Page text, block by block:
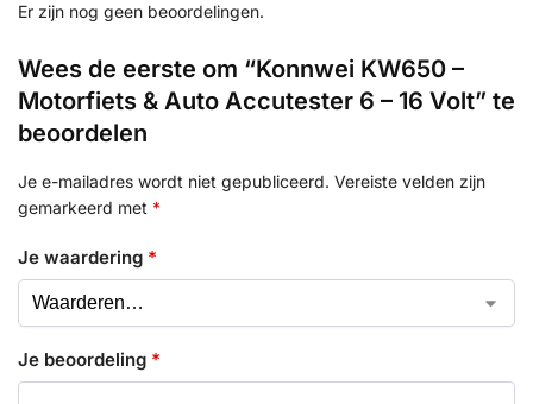
Er zijn nog geen beoordelingen.
Wees de eerste om “Konnwei KW650 –
Motorfiets & Auto Accutester 6 – 16 Volt” te
beoordelen
Je e-mailadres wordt niet gepubliceerd. Vereiste velden zijn
gemarkeerd met *
Je waardering *
Je beoordeling *